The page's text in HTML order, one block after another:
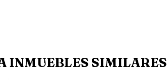
INMUEBLES SIMILARES